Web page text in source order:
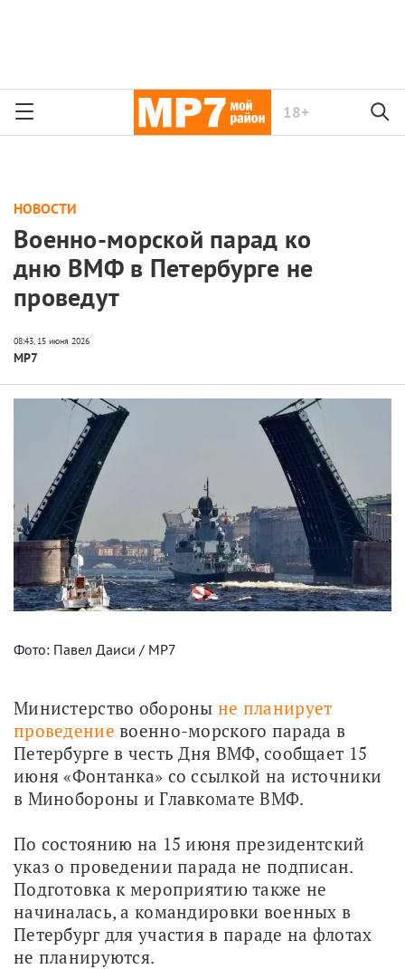
18+
НОВОСТИ
Военно-морской парад ко
дню ВМФ в Петербурге не
проведут
МР7
Фото: Павел Даиси / МР7
Министерство обороны не планирует
проведение военно-морского парада в
Петербурге в честь Дня ВМФ, сообщает 15
июня «Фонтанка» со ссылкой на источники
в Минобороны и Главкомате ВМФ.
По состоянию на 15 июня президентский
указ о проведении парада не подписан.
Подготовка к мероприятию также не
начиналась, а командировки военных в
Петербург для участия в параде на флотах
не планируются.